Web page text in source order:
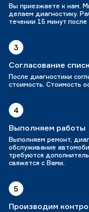
Вы приезжаете к нам.
делаем диагностику.
течении 15 минут
3
Согласование
После диагностики
стоимость. Стоимость
4
Выполняем работы
Выполняем ремонт,
обслуживание
требуются
свяжется с Вами.
5
Производим